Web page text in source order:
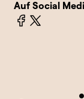
Auf Social